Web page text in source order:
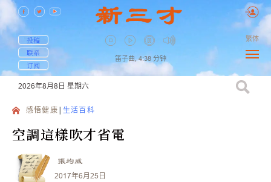
投稿
联系
订阅
笛子曲, 4:38 分钟
繁体
2026年8月8日 星期六
感悟健康 生活百科
空調這樣吹才省電
張均威
2017年6月25日